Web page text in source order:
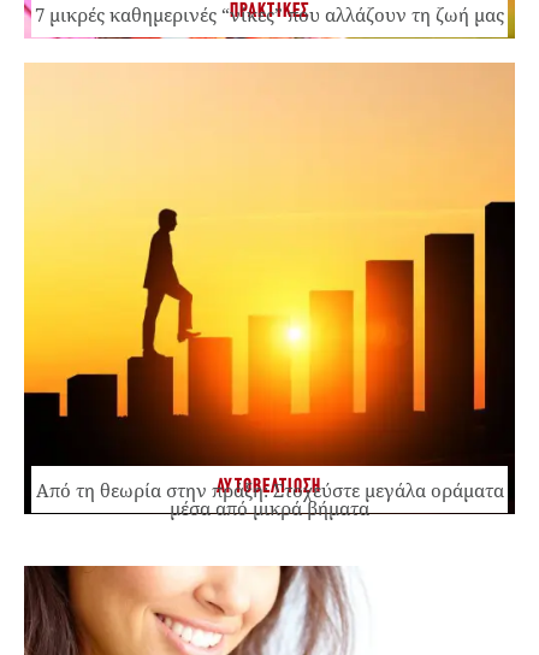
ΠΡΑΚΤΙΚΕΣ
7 μικρές καθημερινές “νίκες” που αλλάζουν τη ζωή μας
ΑΥΤΟΒΕΛΤΙΩΣΗ
Από τη θεωρία στην πράξη: Στοχεύστε μεγάλα οράματα
μέσα από μικρά βήματα